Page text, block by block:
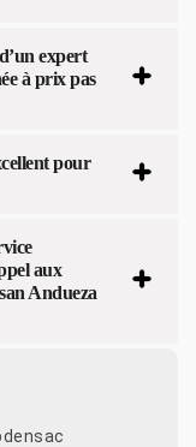
expert
à prix pas
pour
aux
Andueza